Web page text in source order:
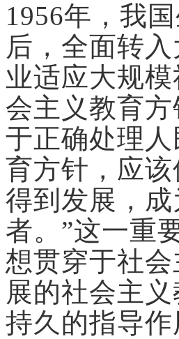
1956年，我
后，全面转
业适应大规
会主义教育
于正确处理
育方针，应
得到发展，
者。”这一重
想贯穿于社
展的社会主
持久的指导作